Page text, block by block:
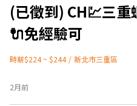
CH💹三重
🔌免經驗可
時薪$224 ~ $244 / 新北市三重區
2月前